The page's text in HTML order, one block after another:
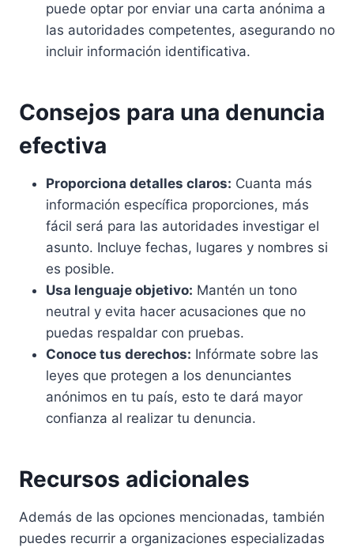
puede optar por enviar una carta anónima a
las autoridades competentes, asegurando no
incluir información identificativa.
Consejos para una denuncia
efectiva
Proporciona detalles claros: Cuanta más
información específica proporciones, más
fácil será para las autoridades investigar el
asunto. Incluye fechas, lugares y nombres si
es posible.
Usa lenguaje objetivo: Mantén un tono
neutral y evita hacer acusaciones que no
puedas respaldar con pruebas.
Conoce tus derechos: Infórmate sobre las
leyes que protegen a los denunciantes
anónimos en tu país, esto te dará mayor
confianza al realizar tu denuncia.
Recursos adicionales
Además de las opciones mencionadas, también
puedes recurrir a organizaciones especializadas